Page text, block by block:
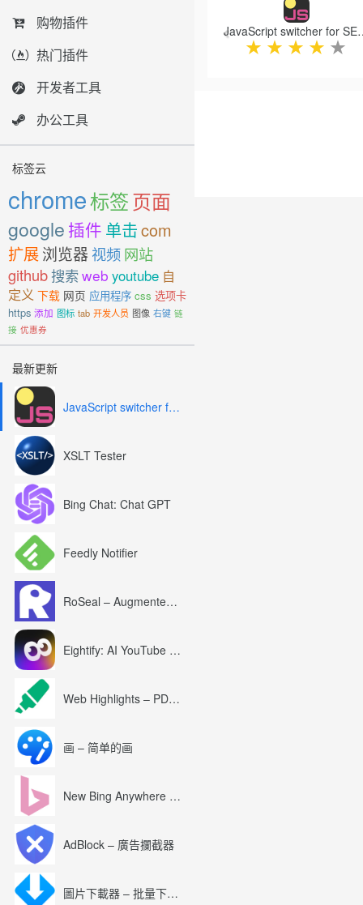
购物插件
热门插件
开发者工具
办公工具
标签云
chrome标签页面
google 插件 单击com
扩展浏览器 视频网站
github搜索web youtube 自
定义 下载 网页 应用程序 css 选项卡
https 添加 图标 tab 开发人员 图像 右键 链
接 优惠券
最新更新
JavaScript switcher for SEO and development
XSLT Tester
Bing Chat: Chat GPT
Feedly Notifier
RoSeal – Augmented Roblox Experience
Eightify: AI YouTube Summary with ChatGPT
Web Highlights – PDF & Web Highlighter
画 – 简单的画
New Bing Anywhere (Bing Chat GPT-4)
AdBlock – 廣告攔截器
圖片下載器 – 批量下載圖片
JavaScript
★ ★ ★ ★ ★